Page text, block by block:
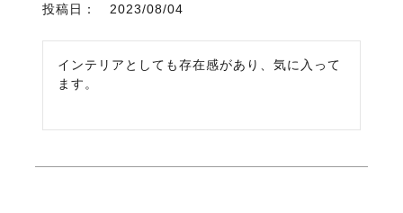
投稿日 2023/08/04
インテリアとしても存在感があり、気に入って
ます。